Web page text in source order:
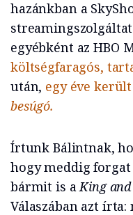
hazánkban a
egyébként az HBO
költségfaragós,
után, egy éve
besúgó.
Írtunk Bálintnak,
hogy meddig
bármit is a King
Válaszában azt